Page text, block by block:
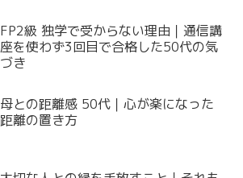
FP2級 独学で受からない理由｜通信講
座を使わず3回目で合格した50代の気
づき
母との距離感 50代｜心が楽になった
距離の置き方